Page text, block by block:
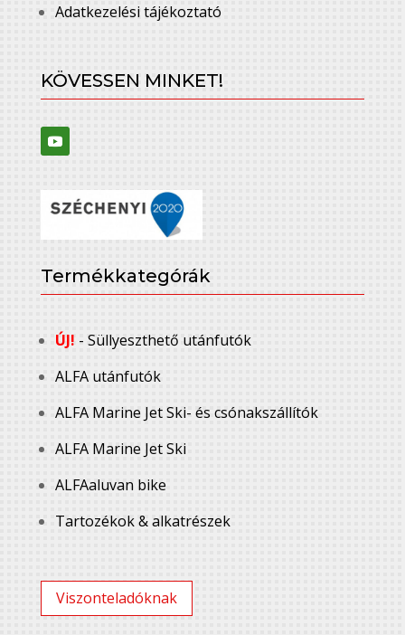
Adatkezelési tájékoztató
KÖVESSEN MINKET!
Termékkategórák
ÚJ! - Süllyeszthető utánfutók
ALFA utánfutók
ALFA Marine Jet Ski- és csónakszállítók
ALFA Marine Jet Ski
ALFAaluvan bike
Tartozékok & alkatrészek
Viszonteladóknak